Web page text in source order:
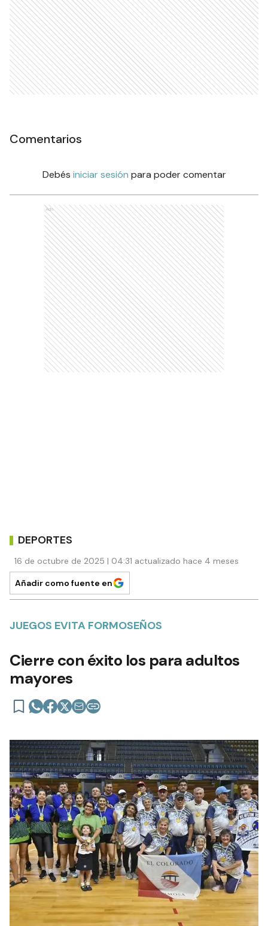
Comentarios
Debés iniciar sesión para poder comentar
Ads
DEPORTES
16 de octubre de 2025 | 04:31 actualizado hace 4 meses
Añadir como fuente en
JUEGOS EVITA FORMOSEÑOS
Cierre con éxito los para adultos
mayores